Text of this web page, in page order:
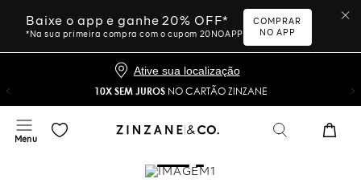
Baixe o app e ganhe 20% OFF*
*Na sua primeira compra com o cupom 20NOAPP
COMPRAR
NO APP
Ative sua localização
10X SEM JUROS NO CARTÃO ZINZANE